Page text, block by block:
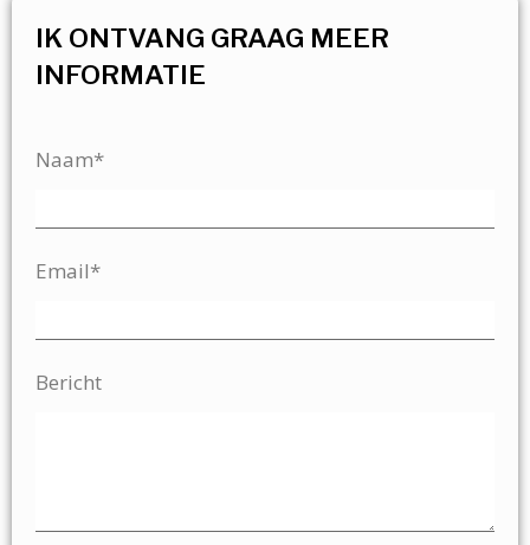
IK ONTVANG GRAAG MEER
INFORMATIE
Naam*
Email*
Bericht